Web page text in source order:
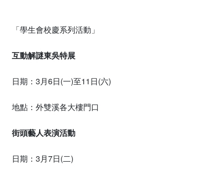
「學生會校慶系列活動」
互動解謎東吳特展
日期：3月6日(一)至11日(六)
地點：外雙溪各大樓門口
街頭藝人表演活動
日期：3月7日(二)